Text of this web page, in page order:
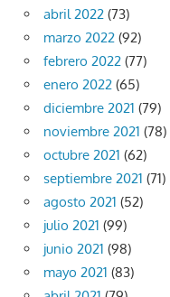
abril 2022 (73)
marzo 2022 (92)
febrero 2022 (77)
enero 2022 (65)
diciembre 2021 (79)
noviembre 2021 (78)
octubre 2021 (62)
septiembre 2021 (71)
agosto 2021 (52)
julio 2021 (99)
junio 2021 (98)
mayo 2021 (83)